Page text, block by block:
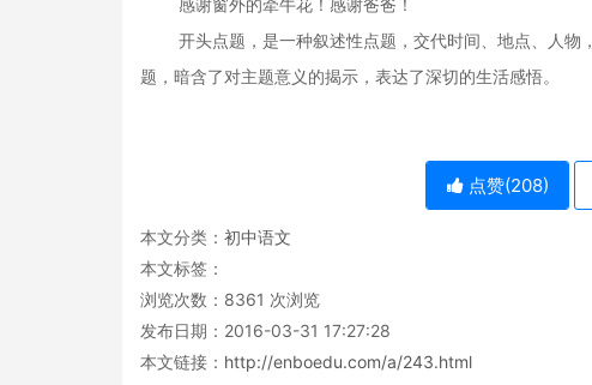
感谢窗外的牵牛花！感谢爸爸！
开头点题，是一种叙述性点题，交代时间、地点、人物
题，暗含了对主题意义的揭示，表达了深切的生活感悟。
点赞(208)
本文分类： 初中语文
本文标签：
浏览次数： 8361 次浏览
发布日期：2016-03-31 17:27:28
本文链接： http://enboedu.com/a/243.html